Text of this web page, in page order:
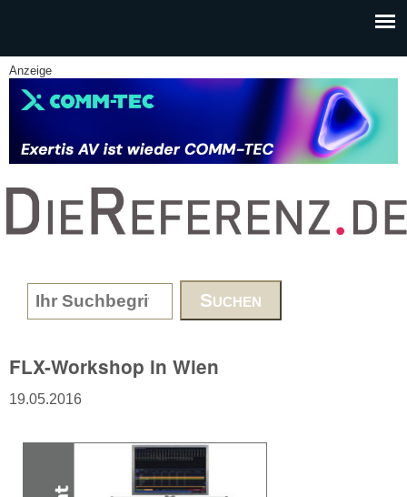
Anzeige
www.DieReferenz.de
Search form
FLX-Workshop in Wien
19.05.2016